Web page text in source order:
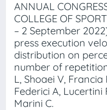
ANNUAL
COLLEGE OF
– 2 September
press execution
distribution on
number of
L, Shoaei V, Francia
Federici A, Lucertini
Marini C.